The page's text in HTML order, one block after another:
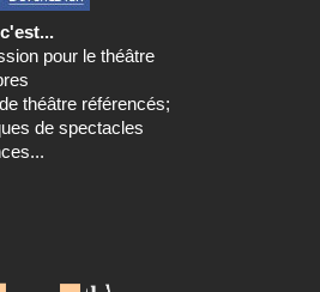
pour le théâtre
théâtre référencés;
de spectacles